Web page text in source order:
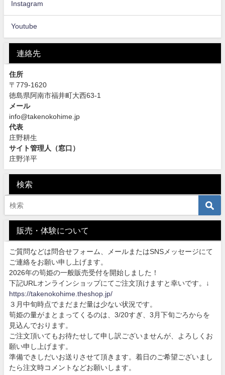
Instagram
Youtube
連絡先
住所
〒779-1620
徳島県阿南市福井町大西63-1
メール
info@takenokohime.jp
代表
庄野耕生
サイト管理人（窓口）
庄野洋平
検索
販売・体験について
ご質問などは問合せフォーム、メールまたはSNSメッセージにて
ご連絡をお願い申し上げます。
2026年の筍姫の一般販売受付を開始しました！
下記URLオンラインショップにてご注文頂けますと幸いです。↓
https://takenokohime.theshop.jp/
３月中旬時点でまだまだ量は少ない状況です。
筍姫の量がまとまってくるのは、3/20すぎ、3月下旬ごろからを
見込んでおります。
ご注文頂いてもお待たせして申し訳ございませんが、よろしくお
願い申し上げます。
準備できしだいお送りさせて頂きます。着日のご希望ございまし
たら注文時コメントなどお願いします。